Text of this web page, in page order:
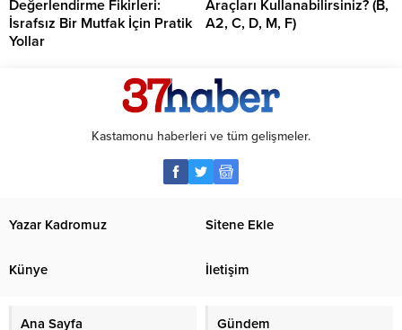
Değerlendirme Fikirleri:
İsrafsız Bir Mutfak İçin Pratik
Yollar
Araçları Kullanabilirsiniz? (B,
A2, C, D, M, F)
Kastamonu haberleri ve tüm gelişmeler.
Yazar Kadromuz Sitene Ekle
Künye İletişim
Ana Sayfa Gündem